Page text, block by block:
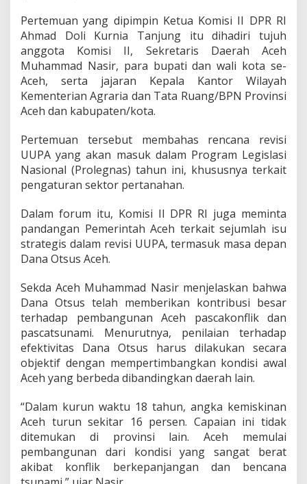
v
s
i
U
U
P
A
u
t
u
k
P
e
c
e
p
a
e
n
u
r
u
a
n
m
i
s
k
n
Pertemuan yang dipimpin Ketua Komisi II DPR RI
Ahmad Doli Kurnia Tanjung itu dihadiri tujuh
anggota Komisi II, Sekretaris Daerah Aceh
Muhammad Nasir, para bupati dan wali kota se-
Aceh, serta jajaran Kepala Kantor Wilayah
Kementerian Agraria dan Tata Ruang/BPN Provinsi
Aceh dan kabupaten/kota.
Pertemuan tersebut membahas rencana revisi
UUPA yang akan masuk dalam Program Legislasi
Nasional (Prolegnas) tahun ini, khususnya terkait
pengaturan sektor pertanahan.
Dalam forum itu, Komisi II DPR RI juga meminta
pandangan Pemerintah Aceh terkait sejumlah isu
strategis dalam revisi UUPA, termasuk masa depan
Dana Otsus Aceh.
Sekda Aceh Muhammad Nasir menjelaskan bahwa
Dana Otsus telah memberikan kontribusi besar
terhadap pembangunan Aceh pascakonflik dan
pascatsunami. Menurutnya, penilaian terhadap
efektivitas Dana Otsus harus dilakukan secara
objektif dengan mempertimbangkan kondisi awal
Aceh yang berbeda dibandingkan daerah lain.
“Dalam kurun waktu 18 tahun, angka kemiskinan
Aceh turun sekitar 16 persen. Capaian ini tidak
ditemukan di provinsi lain. Aceh memulai
pembangunan dari kondisi yang sangat berat
akibat konflik berkepanjangan dan bencana